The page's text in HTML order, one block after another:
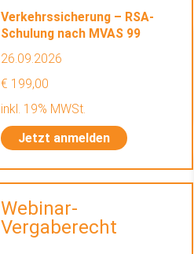
Verkehrssicherung – RSA-
Schulung nach MVAS 99
26.09.2026
€ 199,00
inkl. 19% MWSt.
Jetzt anmelden
Webinar-
Vergaberecht